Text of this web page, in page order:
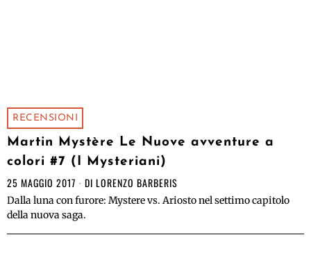
RECENSIONI
Martin Mystère Le Nuove avventure a
colori #7 (I Mysteriani)
25 MAGGIO 2017 DI LORENZO BARBERIS
Dalla luna con furore: Mystere vs. Ariosto nel settimo capitolo
della nuova saga.